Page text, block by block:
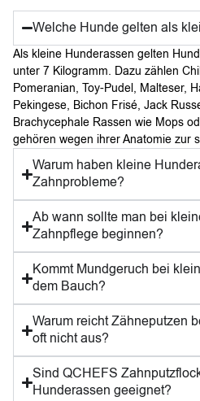
Welche Hunde gelten als
Als kleine Hunderassen gelten
unter 7 Kilogramm. Dazu zählen
Pomeranian, Toy-Pudel, Malteser,
Pekingese, Bichon Frisé, Jack
Brachycephale Rassen wie Mops
gehören wegen ihrer Anatomie zur
Warum haben kleine
Zahnprobleme?
Ab wann sollte man bei
Zahnpflege beginnen?
Kommt Mundgeruch bei
dem Bauch?
Warum reicht Zähneputzen
oft nicht aus?
Sind QCHEFS
Hunderassen geeignet?